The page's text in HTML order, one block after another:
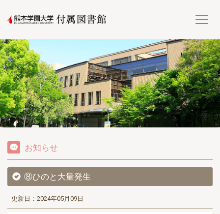
熊
お知らせ
⑧ひのと大量発生
更新日：2024年05月09日